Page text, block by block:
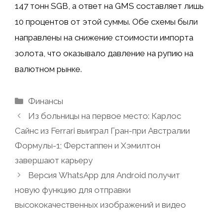
147 тонн SGB, а ответ на GMS составляет лишь
10 процентов от этой суммы. Обе схемы были
направлены на снижение стоимости импорта
золота, что оказывало давление на рупию на
валютном рынке.
Рубрики
Финансы
Из больницы на первое место: Карлос
Сайнс из Ferrari выиграл Гран-при Австралии
Формулы-1; Ферстаппен и Хэмилтон
завершают карьеру
Версия WhatsApp для Android получит
новую функцию для отправки
высококачественных изображений и видео